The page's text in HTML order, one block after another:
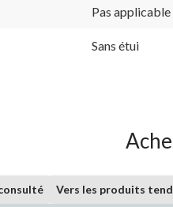
Pas applicable
Sans étui
Vers les produits